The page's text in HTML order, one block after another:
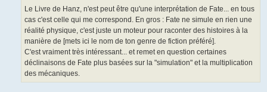
Le Livre de Hanz, n'est peut être qu'une interprétation de Fate... en tous
cas c'est celle qui me correspond. En gros : Fate ne simule en rien une
réalité physique, c'est juste un moteur pour raconter des histoires à la
manière de [mets ici le nom de ton genre de fiction préféré].
C'est vraiment très intéressant... et remet en question certaines
déclinaisons de Fate plus basées sur la "simulation" et la multiplication
des mécaniques.